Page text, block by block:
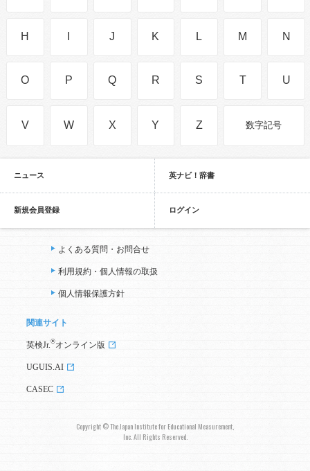
H J K L M N
O P Q R S T U
V W X Y Z 数字記号
ニュース 英ナビ！辞書
新規会員登録 ログイン
よくある質問・お問合せ
利用規約・個人情報の取扱
個人情報保護方針
関連サイト
英検Jr. ®オンライン版
UGUIS.AI
CASEC
Copyright © The Japan Institute for Educational Measurement,
Inc. All Rights Reserved.